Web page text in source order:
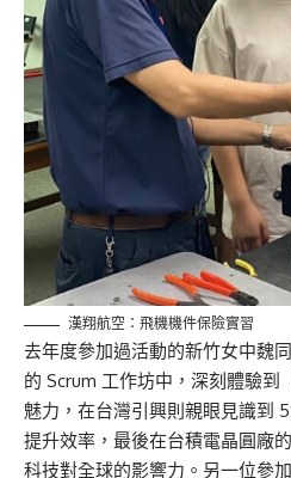
漢翔航空：飛機機件保險實習
去年度參加過活動的新竹女中魏
的 Scrum 工作坊中，深刻體驗到
魅力，在台灣引興則親眼見識到
提升效率，最後在台積電晶圓廠
科技對全球的影響力。另一位參